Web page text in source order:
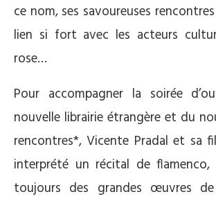
ce nom, ses savoureuses
lien si fort avec les acteurs
rose…
Pour accompagner la soirée
nouvelle librairie étrangère et du
rencontres*, Vicente Pradal et sa
interprété un récital de flamenco,
toujours des grandes œuvres